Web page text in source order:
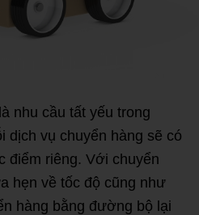
nhu cầu tất yếu trong
dịch vụ chuyển hàng sẽ có
điểm riêng. Với chuyển
hẹn về tốc độ cũng như
hàng bằng đường bộ lại